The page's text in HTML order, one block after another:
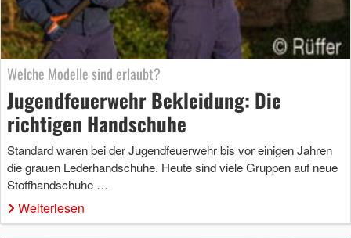
Welche Modelle sind erlaubt?
Jugendfeuerwehr Bekleidung: Die
richtigen Handschuhe
Standard waren bei der Jugendfeuerwehr bis vor einigen Jahren
die grauen Lederhandschuhe. Heute sind viele Gruppen auf neue
Stoffhandschuhe …
Weiterlesen